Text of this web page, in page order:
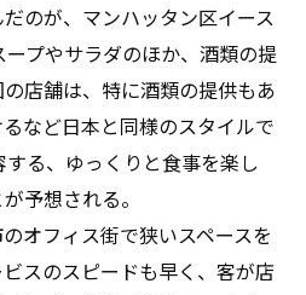
のが、マンハッタン区イース
ープやサラダのほか、酒類の提
店舗は、特に酒類の提供もあ
など日本と同様のスタイルで
る、ゆっくりと食事を楽し
予想される。
オフィス街で狭いスペースを
スのスピードも早く、客が店